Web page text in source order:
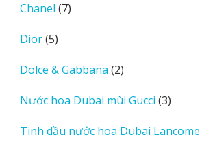
phẩm
Chanel 77
Dior 55
phẩm
Dolce & Gabbana 22
phẩm
Nước hoa Dubai mùi Gucci 33
phẩm
Tinh dầu nước hoa Dubai Lancome